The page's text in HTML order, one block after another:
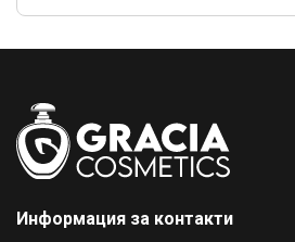
Golden Rose Perfect Lashes 2 in1 Volume & Lenght
Goldan Rose Infinity Lash
мигли за обем и дължина-
Информация за контакти